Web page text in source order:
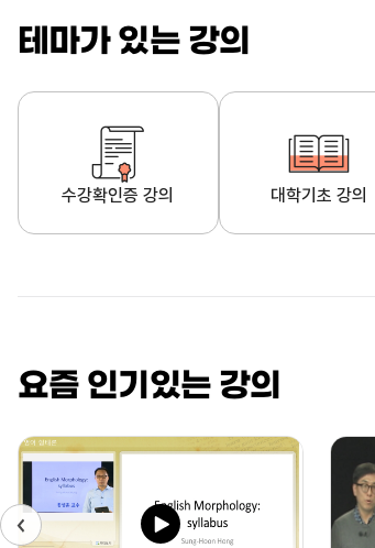
테마가 있는 강의
수강확인증 강의 대학기초 강의
요즘 인기있는 강의